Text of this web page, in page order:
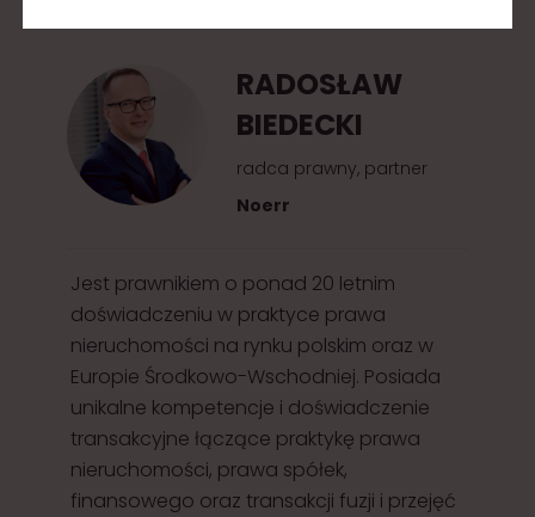
2
1
RADOSŁAW
BIEDECKI
radca prawny, partner
Noerr
Jest prawnikiem o ponad 20 letnim
doświadczeniu w praktyce prawa
nieruchomości na rynku polskim oraz w
Europie Środkowo-Wschodniej. Posiada
unikalne kompetencje i doświadczenie
transakcyjne łączące praktykę prawa
nieruchomości, prawa spółek,
finansowego oraz transakcji fuzji i przejęć